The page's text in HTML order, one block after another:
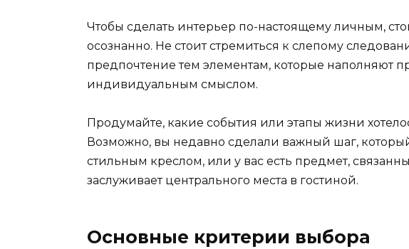
Чтобы сделать интерьер по-настоящему личным,
осознанно. Не стоит стремиться к слепому
предпочтение тем элементам, которые наполняют
индивидуальным смыслом.
Продумайте, какие события или этапы жизни
Возможно, вы недавно сделали важный шаг,
стильным креслом, или у вас есть предмет,
заслуживает центрального места в гостиной.
Основные критерии выбора